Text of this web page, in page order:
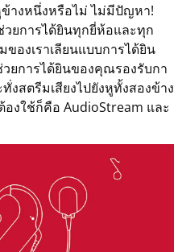
างหนึ่งหรือไม่ ไม่มีปัญหา!
วยการได้ยินทุกยี่ห้อและทุก
องเราเลียนแบบการได้ยิน
ยการได้ยินของคุณรองรับกา
งสตรีมเสียงไปยังหูทั้งสองข้าง
งใช้ก็คือ AudioStream และ